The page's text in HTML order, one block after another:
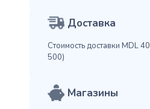
Доставка
Стоимость доставки MDL 40
500)
Магазины